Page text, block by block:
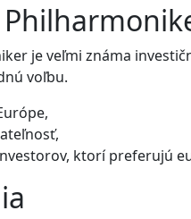
je veľmi známa
voľbu.
ktorí preferujú